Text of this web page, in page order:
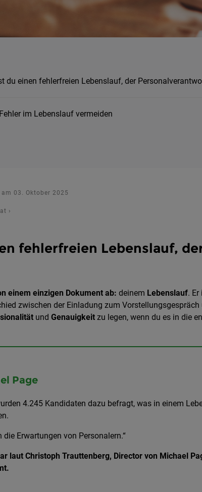
du einen fehlerfreien Lebenslauf, der
im Lebenslauf vermeiden
03. Oktober 2025
›
fehlerfreien Lebenslauf,
einem einzigen Dokument ab: deinem Lebenslauf.
zwischen der Einladung zum
und Genauigkeit zu legen, wenn du es in die
Page
4.245 Kandidaten dazu befragt, was in einem
Erwartungen von Personalern.“
laut Christoph Trauttenberg, Director von Michael